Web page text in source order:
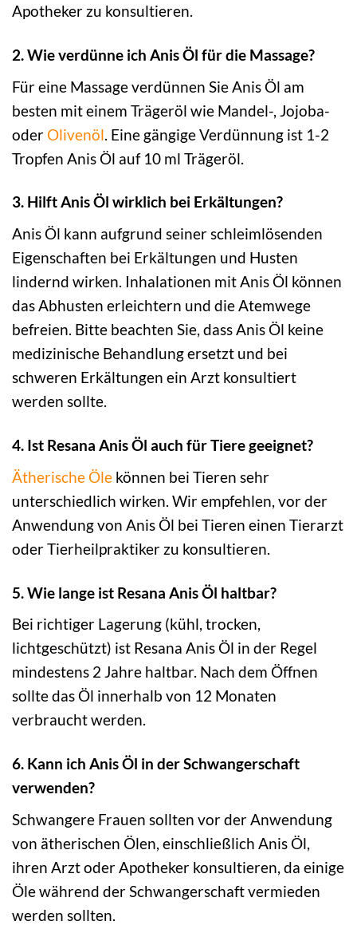
Apotheker zu konsultieren.
2. Wie verdünne ich Anis Öl für die Massage?
Für eine Massage verdünnen Sie Anis Öl am
besten mit einem Trägeröl wie Mandel-, Jojoba-
oder Olivenöl . Eine gängige Verdünnung ist 1-2
Tropfen Anis Öl auf 10 ml Trägeröl.
3. Hilft Anis Öl wirklich bei Erkältungen?
Anis Öl kann aufgrund seiner schleimlösenden
Eigenschaften bei Erkältungen und Husten
lindernd wirken. Inhalationen mit Anis Öl können
das Abhusten erleichtern und die Atemwege
befreien. Bitte beachten Sie, dass Anis Öl keine
medizinische Behandlung ersetzt und bei
schweren Erkältungen ein Arzt konsultiert
werden sollte.
4. Ist Resana Anis Öl auch für Tiere geeignet?
Ätherische Öle können bei Tieren sehr
unterschiedlich wirken. Wir empfehlen, vor der
Anwendung von Anis Öl bei Tieren einen Tierarzt
oder Tierheilpraktiker zu konsultieren.
5. Wie lange ist Resana Anis Öl haltbar?
Bei richtiger Lagerung (kühl, trocken,
lichtgeschützt) ist Resana Anis Öl in der Regel
mindestens 2 Jahre haltbar. Nach dem Öffnen
sollte das Öl innerhalb von 12 Monaten
verbraucht werden.
6. Kann ich Anis Öl in der Schwangerschaft
verwenden?
Schwangere Frauen sollten vor der Anwendung
von ätherischen Ölen, einschließlich Anis Öl,
ihren Arzt oder Apotheker konsultieren, da einige
Öle während der Schwangerschaft vermieden
werden sollten.